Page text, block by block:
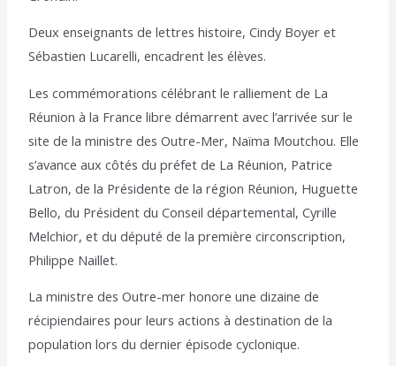
Deux enseignants de lettres histoire, Cindy Boyer et
Sébastien Lucarelli, encadrent les élèves.
Les commémorations célébrant le ralliement de La
Réunion à la France libre démarrent avec l’arrivée sur le
site de la ministre des Outre-Mer, Naïma Moutchou. Elle
s’avance aux côtés du préfet de La Réunion, Patrice
Latron, de la Présidente de la région Réunion, Huguette
Bello, du Président du Conseil départemental, Cyrille
Melchior, et du député de la première circonscription,
Philippe Naillet.
La ministre des Outre-mer honore une dizaine de
récipiendaires pour leurs actions à destination de la
population lors du dernier épisode cyclonique.